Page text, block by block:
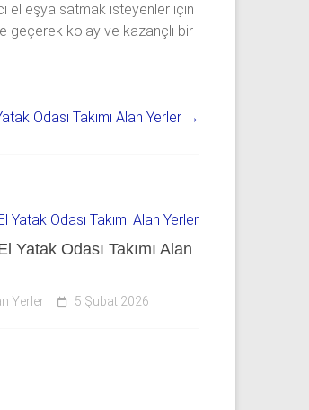
el eşya satmak isteyenler için
geçerek kolay ve kazançlı bir
Odası Takımı Alan Yerler →
Yatak Odası Takımı Alan
Yerler 5 Şubat 2026